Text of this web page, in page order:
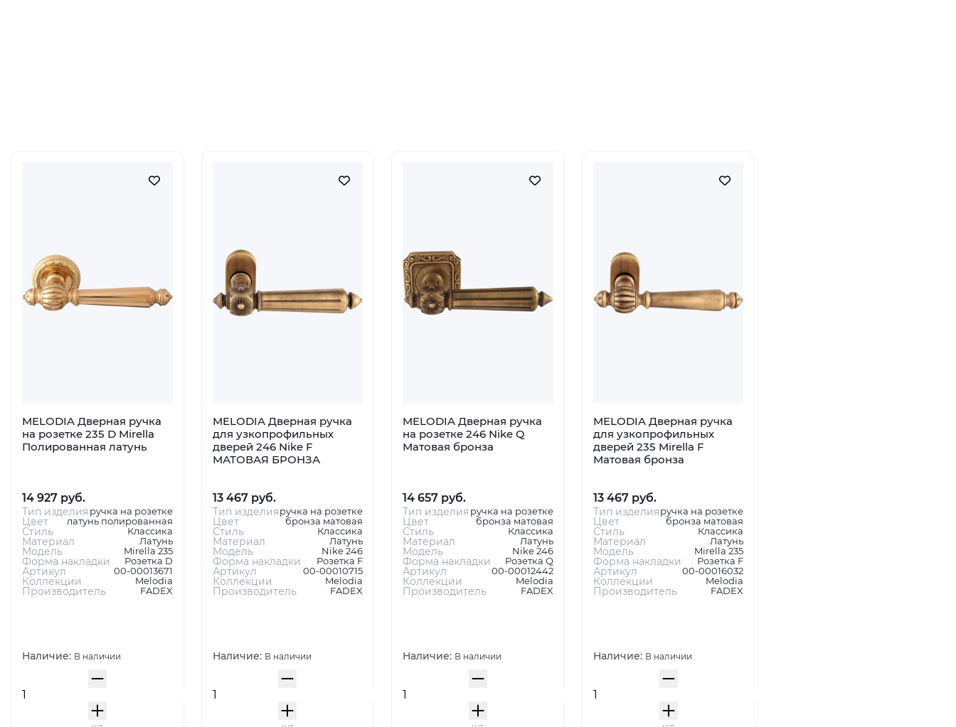
MELODIA Дверная ручка
на розетке 235 D Mirella
Полированная латунь
14 927 руб.
Тип изделия ручка на розетке
Цвет латунь полированная
Стиль Классика
Материал Латунь
Модель Mirella 235
Форма накладки Розетка D
Артикул 00-00013671
Коллекции Melodia
Производитель FADEX
Наличие: В наличии
MELODIA Дверная ручка
для узкопрофильных
дверей 246 Nike F
МАТОВАЯ БРОНЗА
13 467 руб.
Тип изделияручка на розетке
Цвет бронза матовая
Стиль Классика
Материал Латунь
Модель Nike 246
Форма накладки Розетка F
Артикул 00-00010715
Коллекции Melodia
Производитель FADEX
Наличие: В наличии
MELODIA Дверная ручка
на розетке 246 Nike Q
Матовая бронза
14 657 руб.
Тип изделия ручка на розетке
Цвет бронза матовая
Стиль Классика
Материал Латунь
Модель Nike 246
Форма накладки Розетка Q
Артикул 00-00012442
Коллекции Melodia
Производитель FADEX
Наличие: В наличии
MELODIA Дверная ручка
для узкопрофильных
дверей 235 Mirella F
Матовая бронза
13 467 руб.
Тип изделияручка на розетке
Цвет бронза матовая
Стиль Классика
Материал Латунь
Модель Mirella 235
Форма накладки Розетка F
Артикул 00-00016032
Коллекции Melodia
Производитель FADEX
Наличие: В наличии